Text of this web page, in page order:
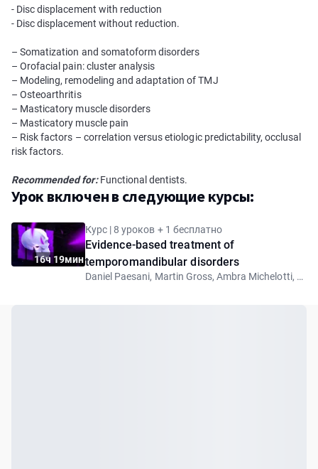
- Disc displacement with reduction
- Disc displacement without reduction.
– Somatization and somatoform disorders
– Оrofacial pain: сluster analysis
– Modeling, remodeling and adaptation of TMJ
– Osteoarthritis
– Masticatory muscle disorders
– Masticatory muscle pain
– Risk factors – correlation versus etiologic predictability, occlusal
risk factors.
Recommended for:Functional dentists.
Урок включен в следующие курсы:
16ч 19мин
Курс | 8 уроков + 1 бесплатно
Evidence-based treatment of
temporomandibular disorders
Daniel Paesani, Martin Gross, Ambra Michelotti, Barry Glassman, Luca Guarda Nardini